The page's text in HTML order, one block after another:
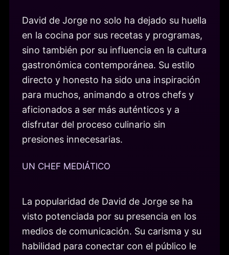
David de Jorge no solo ha dejado su huella
en la cocina por sus recetas y programas,
sino también por su influencia en la cultura
gastronómica contemporánea. Su estilo
directo y honesto ha sido una inspiración
para muchos, animando a otros chefs y
aficionados a ser más auténticos y a
disfrutar del proceso culinario sin
presiones innecesarias.
UN CHEF MEDIÁTICO
La popularidad de David de Jorge se ha
visto potenciada por su presencia en los
medios de comunicación. Su carisma y su
habilidad para conectar con el público le